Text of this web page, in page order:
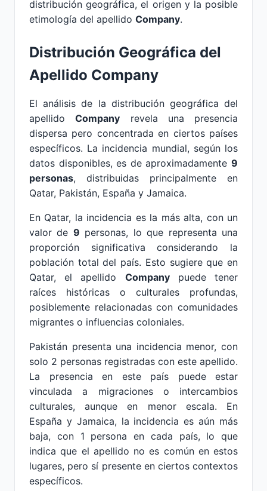
distribución geográfica, el origen y la posible
etimología del apellido Company.
Distribución Geográfica del
Apellido Company
El análisis de la distribución geográfica del
apellidoCompany revela una presencia
dispersa pero concentrada en ciertos países
específicos. La incidencia mundial, según los
datos disponibles, es de aproximadamente 9
personas, distribuidas principalmente en
Qatar, Pakistán, España y Jamaica.
En Qatar, la incidencia es la más alta, con un
valor de 9 personas, lo que representa una
proporción significativa considerando la
población total del país. Esto sugiere que en
Qatar, el apellido Companypuede tener
raíces históricas o culturales profundas,
posiblemente relacionadas con comunidades
migrantes o influencias coloniales.
Pakistán presenta una incidencia menor, con
solo 2 personas registradas con este apellido.
La presencia en este país puede estar
vinculada a migraciones o intercambios
culturales, aunque en menor escala. En
España y Jamaica, la incidencia es aún más
baja, con 1 persona en cada país, lo que
indica que el apellido no es común en estos
lugares, pero sí presente en ciertos contextos
específicos.